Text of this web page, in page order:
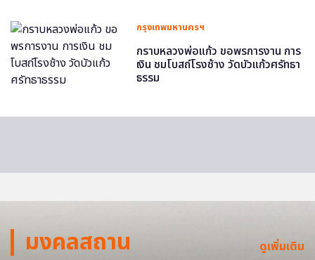
กรุงเทพมหานครฯ
กราบหลวงพ่อแก้ว ขอพรการงาน การ
เงิน ชมโบสถ์โรงช้าง วัดบัวแก้วศรัทธา
ธรรม
มงคลสถาน ดูเพิ่มเติม